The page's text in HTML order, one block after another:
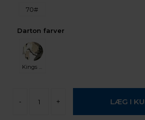
70#
Darton farver
Kings XK7 camo
- +